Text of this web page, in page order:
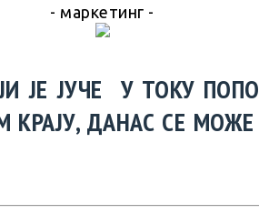
- маркетинг -
ЈЕ ЈУЧЕ У ТОКУ
КРАЈУ, ДАНАС СЕ